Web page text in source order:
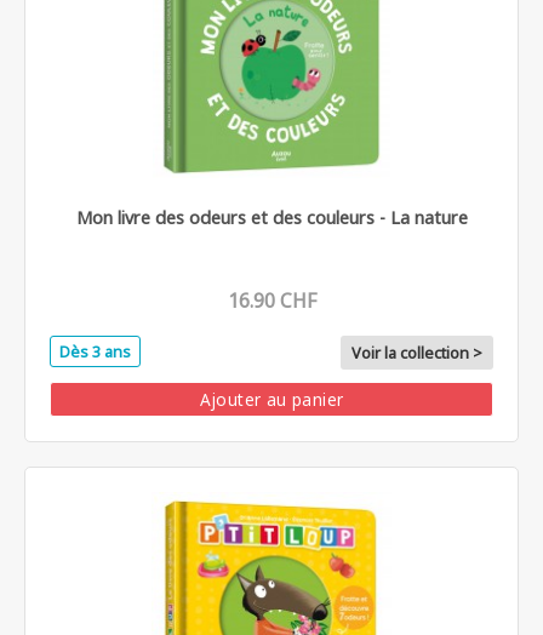
Mon livre des odeurs et des couleurs - La nature
16.90 CHF
Dès 3 ans Voir la collection >
Ajouter au panier